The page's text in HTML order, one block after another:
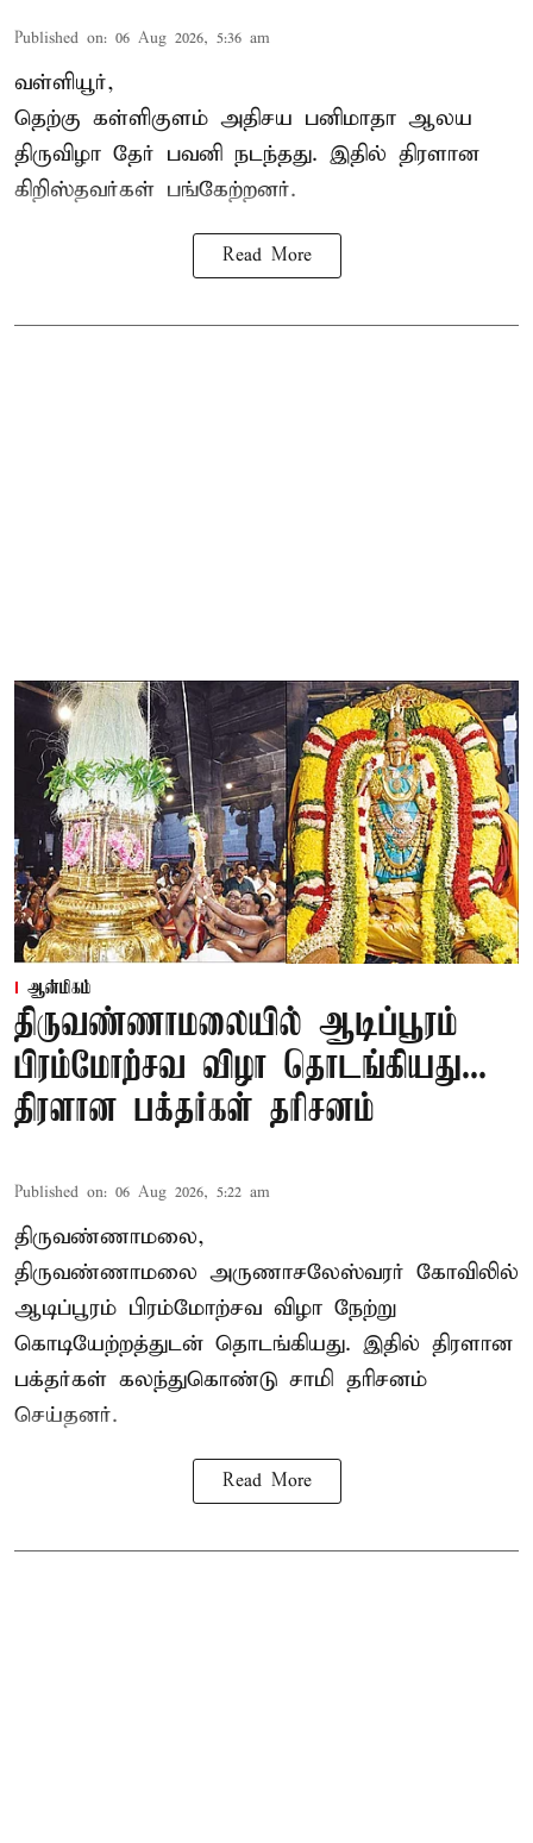
Published on: 06 Aug 2026, 5:36 am
வள்ளியூர்,
தெற்கு கள்ளிகுளம் அதிசய பனிமாதா ஆலய
திருவிழா தேர் பவனி நடந்தது. இதில் திரளான
கிறிஸ்தவர்கள் பங்கேற்றனர்.
Read More
ஆன்மிகம்
திருவண்ணாமலையில் ஆடிப்பூரம்
பிரம்மோற்சவ விழா தொடங்கியது...
திரளான பக்தர்கள் தரிசனம்
Published on: 06 Aug 2026, 5:22 am
திருவண்ணாமலை,
திருவண்ணாமலை அருணாசலேஸ்வரர் கோவிலில்
ஆடிப்பூரம் பிரம்மோற்சவ விழா நேற்று
கொடியேற்றத்துடன் தொடங்கியது. இதில் திரளான
பக்தர்கள் கலந்துகொண்டு சாமி தரிசனம்
செய்தனர்.
Read More